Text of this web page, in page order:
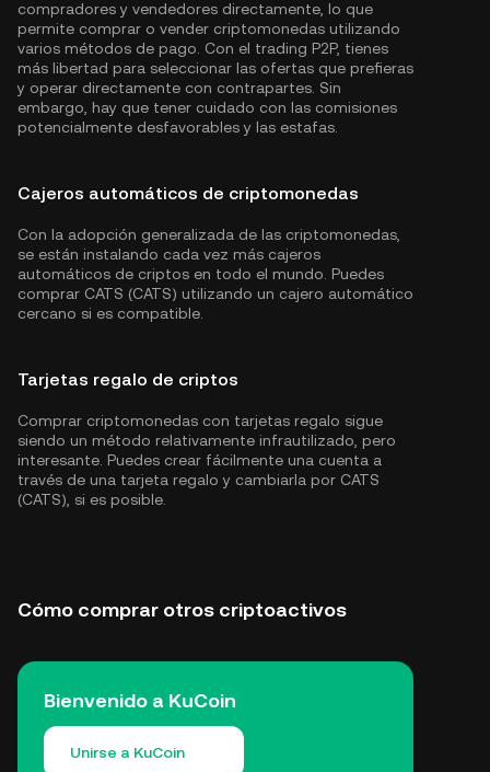
compradores y vendedores directamente, lo que
permite comprar o vender criptomonedas utilizando
varios métodos de pago. Con el trading P2P, tienes
más libertad para seleccionar las ofertas que prefieras
y operar directamente con contrapartes. Sin
embargo, hay que tener cuidado con las comisiones
potencialmente desfavorables y las estafas.
Cajeros automáticos de criptomonedas
Con la adopción generalizada de las criptomonedas,
se están instalando cada vez más cajeros
automáticos de criptos en todo el mundo. Puedes
comprar CATS (CATS) utilizando un cajero automático
cercano si es compatible.
Tarjetas regalo de criptos
Comprar criptomonedas con tarjetas regalo sigue
siendo un método relativamente infrautilizado, pero
interesante. Puedes crear fácilmente una cuenta a
través de una tarjeta regalo y cambiarla por CATS
(CATS), si es posible.
Cómo comprar otros criptoactivos
Bienvenido a KuCoin
Unirse a KuCoin